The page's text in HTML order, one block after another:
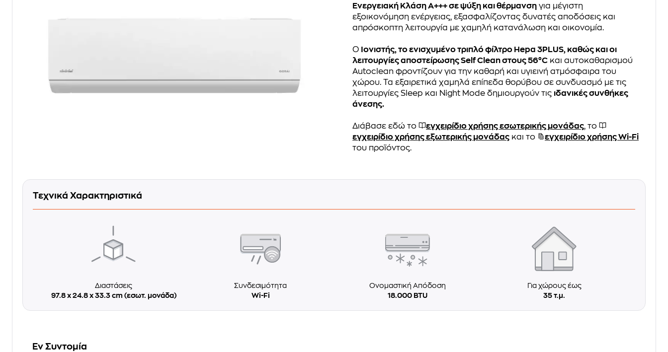
Ενεργειακή Κλάση Α+++ σε ψύξη και θέρμανση για μέγιστη
εξοικονόμηση ενέργειας, εξασφαλίζοντας δυνατές αποδόσεις και
απρόσκοπτη λειτουργία με χαμηλή κατανάλωση και οικονομία.
Ο Ιονιστής, το ενισχυμένο τριπλό φίλτρο Hepa 3PLUS, καθώς και οι
λειτουργίες αποστείρωσης Self Clean στους 56°C και αυτοκαθαρισμού
Autoclean φροντίζουν για την καθαρή και υγιεινή ατμόσφαιρα του
χώρου. Τα εξαιρετικά χαμηλά επίπεδα θορύβου σε συνδυασμό με τις
λειτουργίες Sleep και Night Mode δημιουργούν τις ιδανικές συνθήκες
άνεσης.
Διάβασε εδώ το εγχειρίδιο χρήσης εσωτερικής μονάδας, το
εγχειρίδιο χρήσης εξωτερικής μονάδας και το
εγχειρίδιο χρήσης Wi-Fi
του προϊόντος.
Τεχνικά Χαρακτηριστικά
Διαστάσεις
97.8 x 24.8 x 33.3 cm (εσωτ. μονάδα)
Συνδεσιμότητα
Wi-Fi
Ονομαστική Απόδοση
18.000 ΒΤU
Για χώρους έως
35 τ.μ.
Εν Συντομία